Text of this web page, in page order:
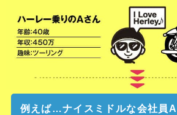
例えば…ナイスミドルな会社員